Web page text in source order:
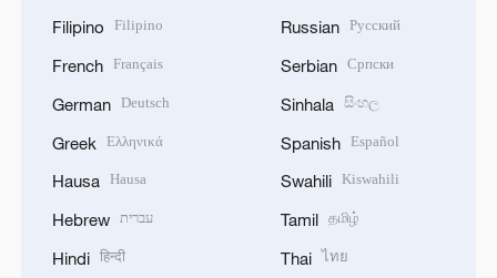
Filipino Filipino
French Français
German Deutsch
Greek Ελληνικά
Hausa Hausa
Hebrew עברית
Hindi हिन्दी
Russian Русский
Serbian Српски
Sinhala සිංහල
Spanish Español
Swahili Kiswahili
Tamil தமிழ்
Thai ไทย